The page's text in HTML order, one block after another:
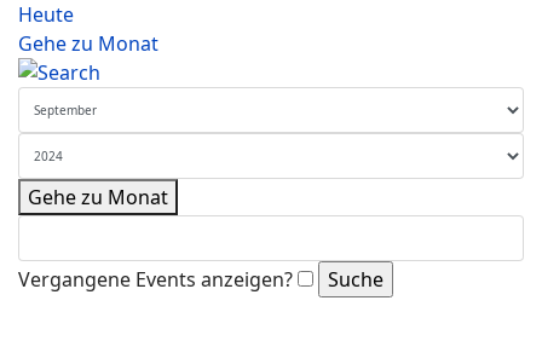
Heute
Gehe zu Monat
Gehe zu Monat
Vergangene Events anzeigen?